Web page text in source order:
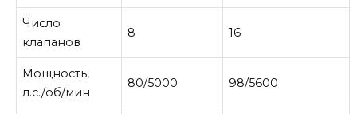
Число
клапанов
8 16
Мощность,
л.с./об/мин
80/5000 98/5600